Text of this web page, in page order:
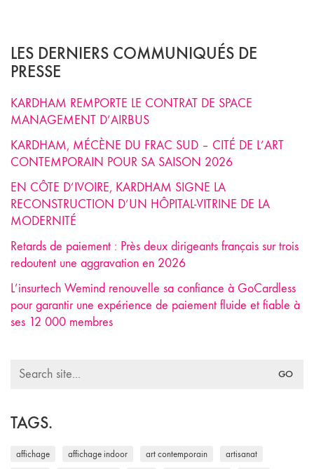
LES DERNIERS COMMUNIQUÉS DE
PRESSE
KARDHAM REMPORTE LE CONTRAT DE SPACE
MANAGEMENT D’AIRBUS
KARDHAM, MÉCÈNE DU FRAC SUD – CITÉ DE L’ART
CONTEMPORAIN POUR SA SAISON 2026
EN CÔTE D’IVOIRE, KARDHAM SIGNE LA
RECONSTRUCTION D’UN HÔPITAL-VITRINE DE LA
MODERNITÉ
Retards de paiement : Près deux dirigeants français sur trois
redoutent une aggravation en 2026
L’insurtech Wemind renouvelle sa confiance à GoCardless
pour garantir une expérience de paiement fluide et fiable à
ses 12 000 membres
Search
TAGS.
affichage affichage indoor art contemporain artisanat